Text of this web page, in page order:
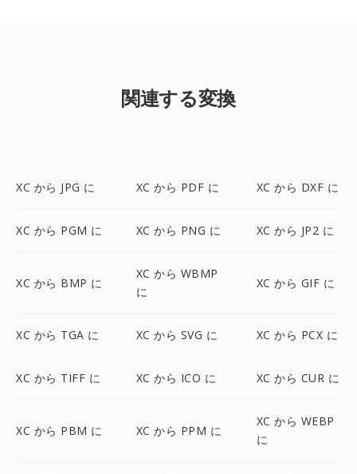
関連する変換
XC から JPG に XC から PDF に XC から DXF に
XC から PGM に XC から PNG に XC から JP2 に
XC から BMP に
XC から WBMP
に
XC から GIF に
XC から TGA に XC から SVG に XC から PCX に
XC から TIFF に XC から ICO に XC から CUR に
XC から PBM に XC から PPM に
XC から WEBP
に